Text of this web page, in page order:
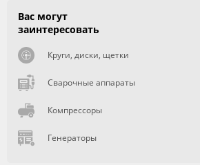
Вас могут
заинтересовать
Круги, диски, щетки
Сварочные аппараты
Компрессоры
Генераторы